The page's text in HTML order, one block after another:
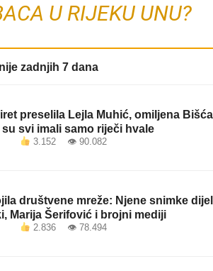
U RIJEKU UNU?
zadnjih 7 dana
preselila Lejla Muhić, omiljena
su svi imali samo riječi hvale
3.152 👁 90.082
društvene mreže: Njene snimke
Marija Šerifović i brojni mediji
2.836 👁 78.494